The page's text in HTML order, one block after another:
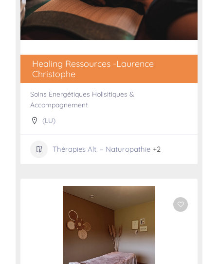
Healing Ressources -Laurence
Christophe
Soins Energétiques Holisitiques &
Accompagnement
(LU)
Thérapies Alt. – Naturopathie +2